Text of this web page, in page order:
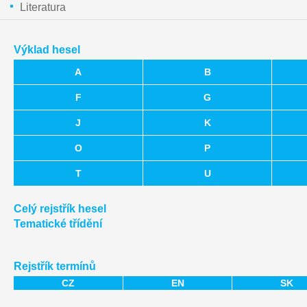
Literatura
Výklad hesel
A B
F G
J K
O P
T U
Celý rejstřík hesel
Tematické třídění
Rejstřík termínů
CZ EN SK